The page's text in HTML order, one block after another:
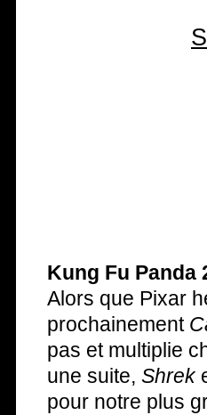
Kung Fu Panda
Alors que Pixar
prochainement
pas et multiplie
une suite, Shrek
pour notre plus